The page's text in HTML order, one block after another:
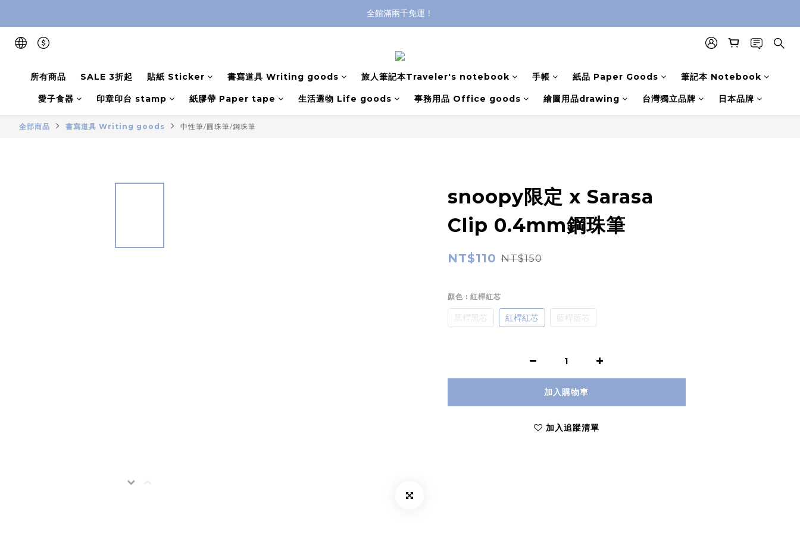
全館滿兩千免運！
全館滿兩千免運！
所有商品
SALE 3折起 貼紙 Sticker 書寫道具 Writing goods 旅人筆記本Traveler's notebook 手帳 紙品 Paper Goods 筆記本 Notebook
愛子食器 印章印台 stamp 紙膠帶 Paper tape 生活選物 Life goods 事務用品 Office goods 繪圖用品drawing 台灣獨立品牌 日本品牌
全部商品 書寫道具 Writing goods 中性筆/圓珠筆/鋼珠筆
snoopy限定 x Sarasa
Clip 0.4mm鋼珠筆
NT$110 NT$150
顏色 : 紅桿紅芯
黑桿黑芯 紅桿紅芯 藍桿藍芯
加入購物車
加入追蹤清單